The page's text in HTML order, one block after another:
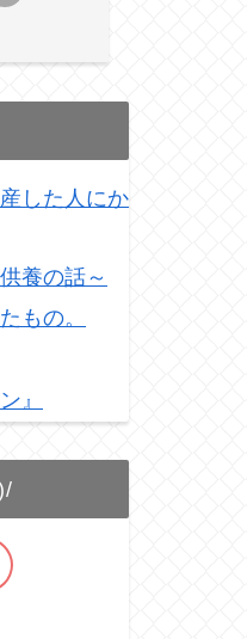
した人にか
養の話～
もの。
』